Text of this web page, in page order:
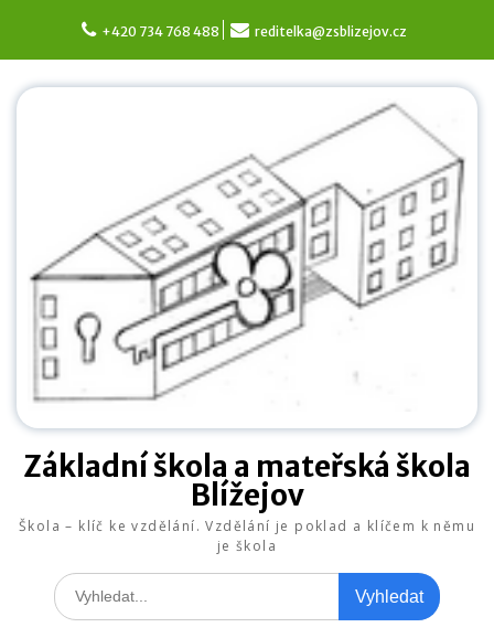
content
+420 734 768 488 reditelka@zsblizejov.cz
Základní škola a mateřská škola
Blížejov
Škola – klíč ke vzdělání. Vzdělání je poklad a klíčem k němu
je škola
Search
for: